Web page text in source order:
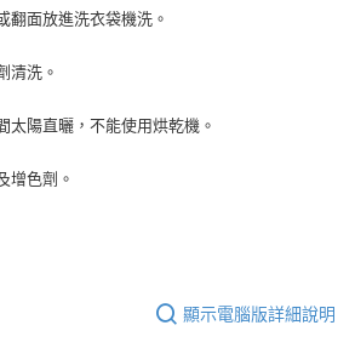
翻面放進洗衣袋機洗。
清洗。
太陽直曬，不能使用烘乾機。
增色劑。
顯示電腦版詳細說明